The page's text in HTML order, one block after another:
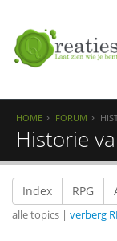
HOME FORUM
Historie
Index RPG
alle topics | verberg